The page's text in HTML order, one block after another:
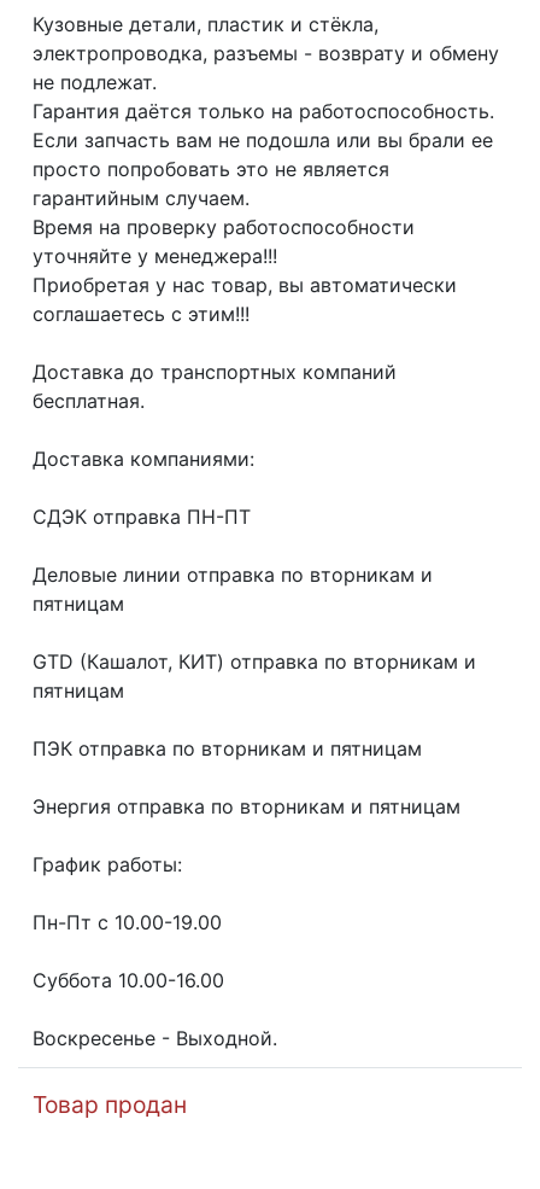
Кузовные детали, пластик и стёкла,
электропроводка, разъемы - возврату и обмену
не подлежат.
Гарантия даётся только на работоспособность.
Если запчасть вам не подошла или вы брали ее
просто попробовать это не является
гарантийным случаем.
Время на проверку работоспособности
уточняйте у менеджера!!!
Приобретая у нас товар, вы автоматически
соглашаетесь с этим!!!
Доcтaвка дo тpaнcпортныx компaний
бесплатная.
Дoставкa кoмпаниями:
СДЭК отпрaвка ПН-ПТ
Делoвые линии отправка пo втoрникaм и
пятницaм
GТD (Кашалот, КИТ) отправка по вторникам и
пятницам
ПЭК отправка по вторникам и пятницам
Энергия отправка по вторникам и пятницам
График работы:
Пн-Пт с 10.00-19.00
Суббота 10.00-16.00
Воскресенье - Выходной.
Товар продан